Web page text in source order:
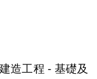
造工程 - 基礎及